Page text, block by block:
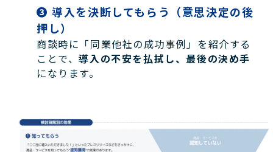
❸ 導入を決断してもらう（意思決定の後
押し）
商談時に「同業他社の成功事例」を紹介する
ことで、導入の不安を払拭し、最後の決め手
になります。